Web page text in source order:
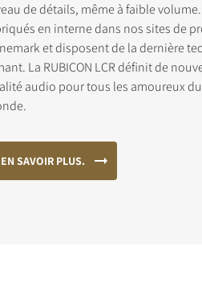
de détails, même à faible
en interne dans nos sites de
et disposent de la dernière
La RUBICON LCR définit de
audio pour tous les amoureux
EN SAVOIR PLUS.
AUX
en téléchargement